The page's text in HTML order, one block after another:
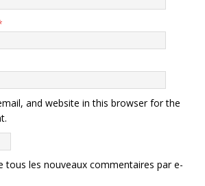
and website in this browser for the
tous les nouveaux commentaires par e-